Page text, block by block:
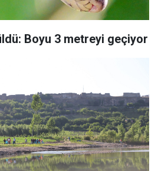
Boyu 3 metreyi geçiyor